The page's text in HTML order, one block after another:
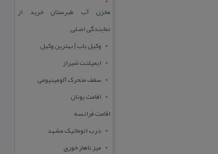
مخزن آب طبرستان خرید از
نمایندگی اصلی
وکیل یاب | بهترین وکیل
ایمپلنت شیراز
سقف متحرک آلومینیومی
اقامت یونان
اقامت فرانسه
درب اتوماتیک مشهد
میز ناهار خوری